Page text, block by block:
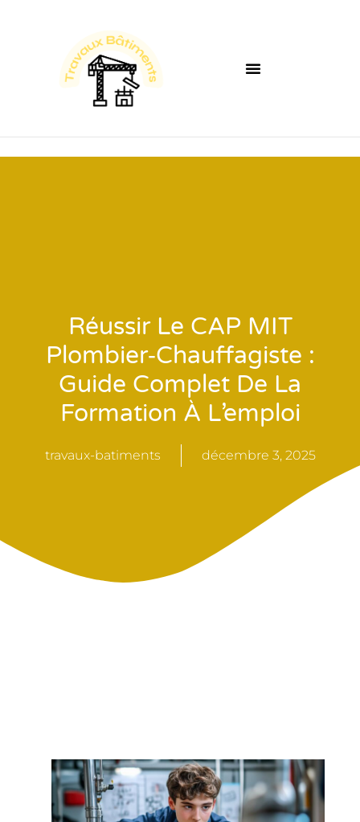
Réussir Le CAP MIT
Plombier‑Chauffagiste :
Guide Complet De La
Formation À L’emploi
travaux-batiments décembre 3, 2025